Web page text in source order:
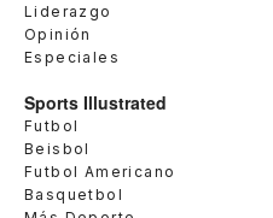
Liderazgo
Opinión
Especiales
Sports Illustrated
Futbol
Beisbol
Futbol Americano
Basquetbol